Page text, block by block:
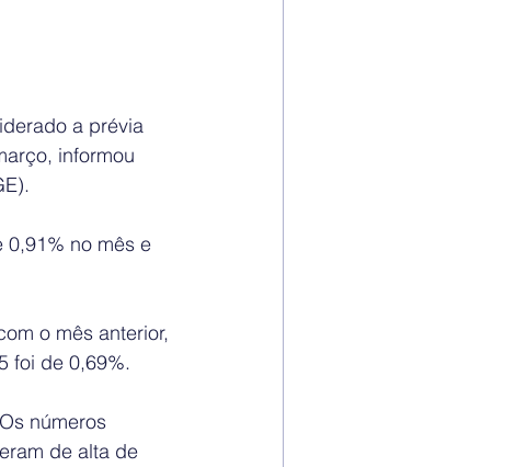
a prévia
informou
no mês e
o mês anterior,
foi de 0,69%.
números
de alta de